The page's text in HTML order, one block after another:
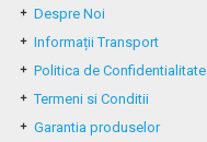
Despre Noi
Informații Transport
Politica de Confidentialitate
Termeni si Conditii
Garantia produselor